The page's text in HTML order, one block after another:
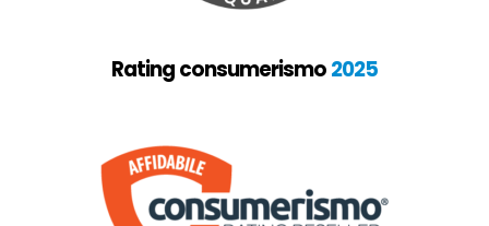
Rating consumerismo 2025